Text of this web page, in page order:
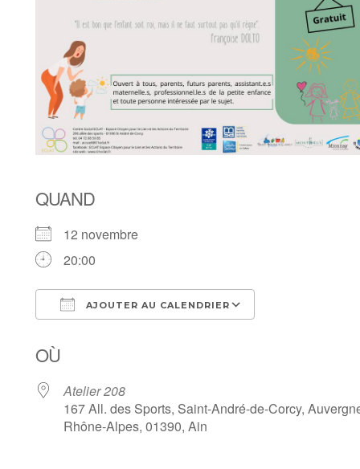
QUAND
12 novembre
20:00
AJOUTER AU CALENDRIER
OÙ
Atelier 208
167 All. des Sports, Saint-André-de-Corcy,
Rhône-Alpes, 01390, Ain